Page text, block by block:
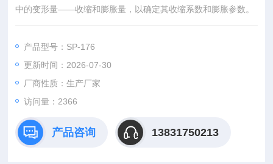
中的变形量——收缩和膨胀量，以确定其收缩系数和膨胀参数。
产品型号：SP-176
更新时间：2026-07-30
厂商性质：生产厂家
访问量：2366
产品咨询 13831750213